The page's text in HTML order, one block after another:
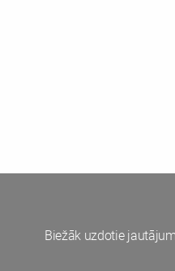
Biežāk uzdotie